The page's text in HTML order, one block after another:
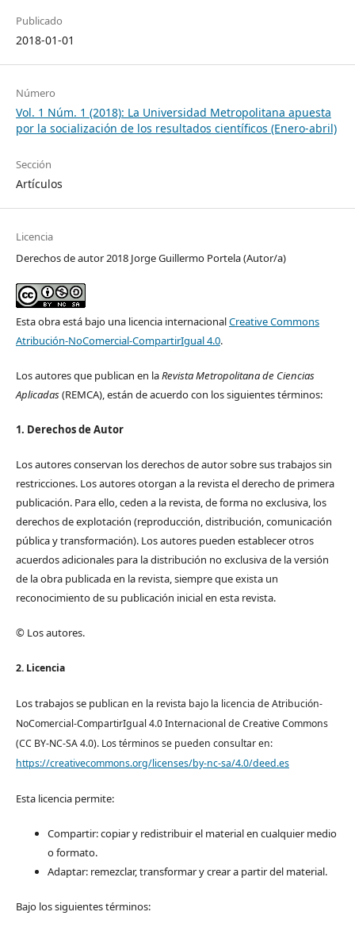
Publicado
2018-01-01
Número
Vol. 1 Núm. 1 (2018): La Universidad Metropolitana apuesta
por la socialización de los resultados científicos (Enero-abril)
Sección
Artículos
Licencia
Derechos de autor 2018 Jorge Guillermo Portela (Autor/a)
Esta obra está bajo una licencia internacionalCreative Commons
Atribución-NoComercial-CompartirIgual 4.0.
Los autores que publican en laRevista Metropolitana de Ciencias
Aplicadas(REMCA), están de acuerdo con los siguientes términos:
1. Derechos de Autor
Los autores conservan los derechos de autor sobre sus trabajos sin
restricciones. Los autores otorgan a la revista el derecho de primera
publicación. Para ello, ceden a la revista, de forma no exclusiva, los
derechos de explotación (reproducción, distribución, comunicación
pública y transformación). Los autores pueden establecer otros
acuerdos adicionales para la distribución no exclusiva de la versión
de la obra publicada en la revista, siempre que exista un
reconocimiento de su publicación inicial en esta revista.
© Los autores.
2. Licencia
Los trabajos se publican en la revista bajo la licencia de Atribución-
NoComercial-CompartirIgual 4.0 Internacional de Creative Commons
(CC BY-NC-SA 4.0). Los términos se pueden consultar en:
https://creativecommons.org/licenses/by-nc-sa/4.0/deed.es
Esta licencia permite:
Compartir: copiar y redistribuir el material en cualquier medio
o formato.
Adaptar: remezclar, transformar y crear a partir del material.
Bajo los siguientes términos: